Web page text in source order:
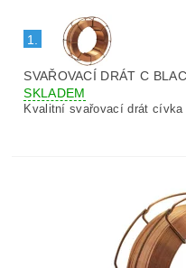
1.
SVAŘOVACÍ DRÁT C
SKLADEM
Kvalitní svařovací drát cívka